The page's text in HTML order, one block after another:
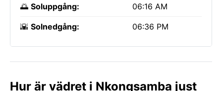
🌅 Soluppgång: 06:16 AM
🌇 Solnedgång: 06:36 PM
Hur är vädret i Nkongsamba just